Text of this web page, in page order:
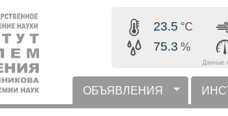
содержанию
23.5 °C
75.3 %
Данные
горизонтальное меню
ОБЪЯВЛЕНИЯ